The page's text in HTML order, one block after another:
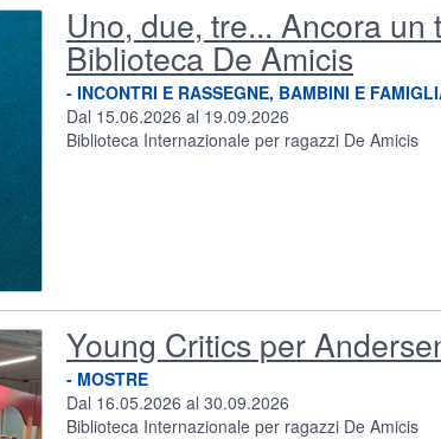
Foto del Contenuto
Uno, due, tre... Ancora
Biblioteca De Amicis
- INCONTRI E RASSEGNE, BAMBINI E
Dal 15.06.2026 al 19.09.2026
Biblioteca Internazionale per ragazzi De Amicis
Foto del Contenuto
Young Critics per
- MOSTRE
Dal 16.05.2026 al 30.09.2026
Biblioteca Internazionale per ragazzi De Amicis